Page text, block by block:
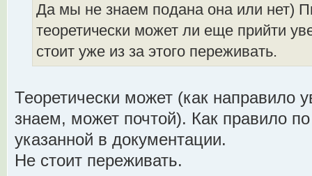
Да мы не знаем подана она или нет)
теоретически может ли еще прийти
стоит уже из за этого переживать.
Теоретически может (как направило
знаем, может почтой). Как правило
указанной в документации.
Не стоит переживать.